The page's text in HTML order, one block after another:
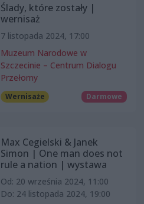
Ślady, które zostały |
wernisaż
7 listopada 2024, 17:00
Muzeum Narodowe w
Szczecinie – Centrum Dialogu
Przełomy
Wernisaże Darmowe
Max Cegielski & Janek
Simon | One man does not
rule a nation | wystawa
Od: 20 września 2024, 11:00
Do: 24 listopada 2024, 19:00